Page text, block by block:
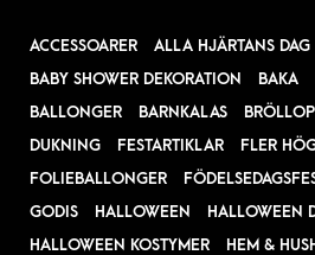
ACCESSOARER ALLA HJÄRTANS DAG
BABY SHOWER DEKORATION
BAKA
BALLONGER
BARNKALAS BRÖLLOP
DUKNING
FESTARTIKLAR
FLER
FOLIEBALLONGER
GODIS
HALLOWEEN
HALLOWEEN
HALLOWEEN KOSTYMER
HEM &